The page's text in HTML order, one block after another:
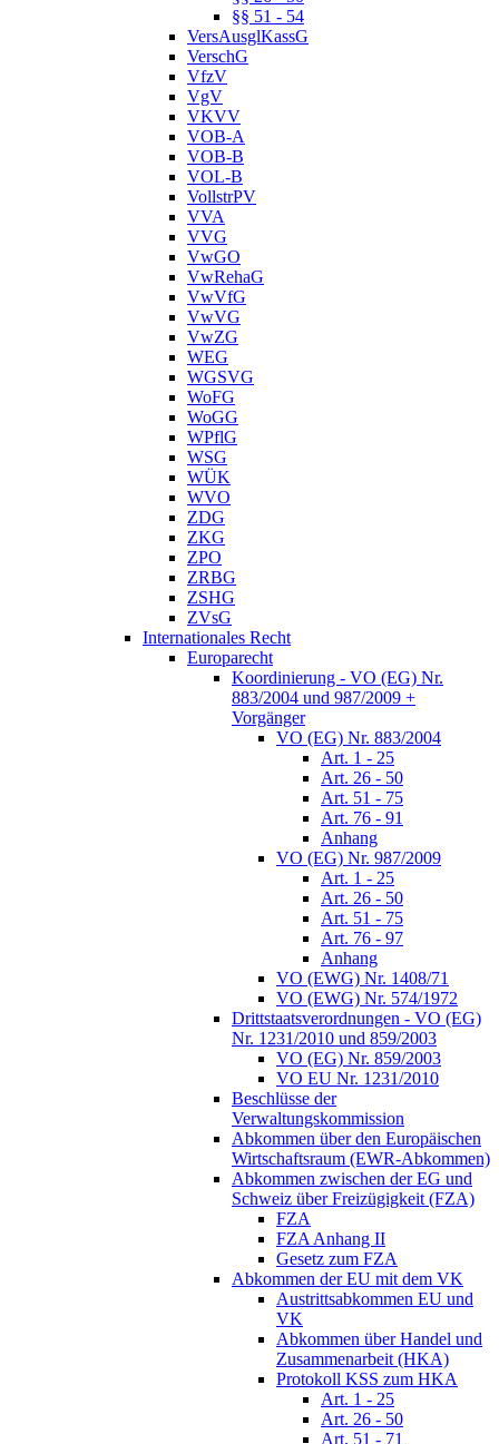
§§ 51 - 54
VersAusglKassG
VerschG
VfzV
VgV
VKVV
VOB-A
VOB-B
VOL-B
VollstrPV
VVA
VVG
VwGO
VwRehaG
VwVfG
VwVG
VwZG
WEG
WGSVG
WoFG
WoGG
WPflG
WSG
WÜK
WVO
ZDG
ZKG
ZPO
ZRBG
ZSHG
ZVsG
Internationales Recht
Europarecht
Koordinierung - VO (EG) Nr.
883/2004 und 987/2009 +
Vorgänger
VO (EG) Nr. 883/2004
Art. 1 - 25
Art. 26 - 50
Art. 51 - 75
Art. 76 - 91
Anhang
VO (EG) Nr. 987/2009
Art. 1 - 25
Art. 26 - 50
Art. 51 - 75
Art. 76 - 97
Anhang
VO (EWG) Nr. 1408/71
VO (EWG) Nr. 574/1972
Drittstaatsverordnungen - VO (EG)
Nr. 1231/2010 und 859/2003
VO (EG) Nr. 859/2003
VO EU Nr. 1231/2010
Beschlüsse der
Verwaltungskommission
Abkommen über den Europäischen
Wirtschaftsraum (EWR-Abkommen)
Abkommen zwischen der EG und
Schweiz über Freizügigkeit (FZA)
FZA
FZA Anhang II
Gesetz zum FZA
Abkommen der EU mit dem VK
Austrittsabkommen EU und
VK
Abkommen über Handel und
Zusammenarbeit (HKA)
Protokoll KSS zum HKA
Art. 1 - 25
Art. 26 - 50
Art. 51 - 71